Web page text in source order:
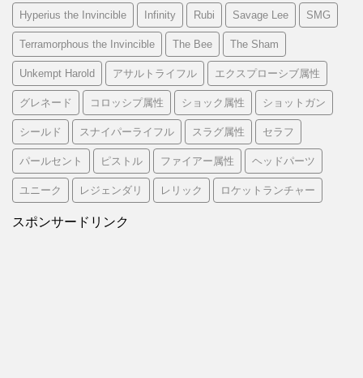
Hyperius the Invincible Infinity Rubi Savage Lee SMG
Terramorphous the Invincible The Bee The Sham
Unkempt Harold アサルトライフル エクスプローシブ属性
グレネード コロッシプ属性 ショック属性 ショットガン
シールド スナイパーライフル スラグ属性 セラフ
パールセント ピストル ファイアー属性 ヘッドパーツ
ユニーク レジェンダリ レリック ロケットランチャー
スポンサードリンク